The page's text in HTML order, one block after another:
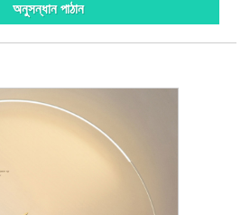
অনুসন্ধান পাঠান